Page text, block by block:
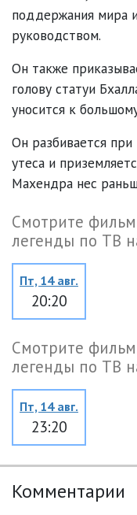
поддержания мира
руководством.
Он также
голову статуи
уносится к
Он разбивается
утеса и
Махендра нес
Смотрите
легенды по ТВ
Пт, 14 авг.
20:20
Смотрите
легенды по ТВ
Пт, 14 авг.
23:20
Комментарии